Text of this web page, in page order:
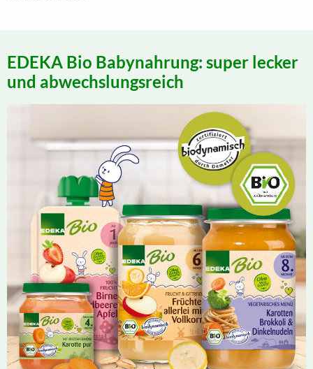
EDEKA Bio Babynahrung: super lecker
und abwechslungsreich